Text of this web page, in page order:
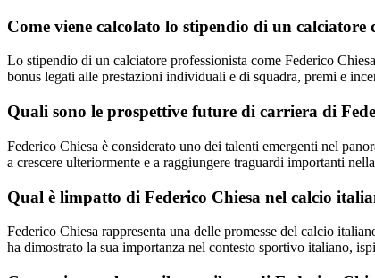
Come viene calcolato lo stipendio di un calciatore
Lo stipendio di un calciatore professionista come Federico
bonus legati alle prestazioni individuali e di squadra, premi e
Quali sono le prospettive future di carriera di
Federico Chiesa è considerato uno dei talenti emergenti nel
a crescere ulteriormente e a raggiungere traguardi importanti
Qual è limpatto di Federico Chiesa nel calcio
Federico Chiesa rappresenta una delle promesse del calcio
ha dimostrato la sua importanza nel contesto sportivo italiano,